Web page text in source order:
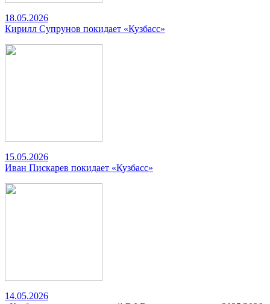
18.05.2026
Кирилл Супрунов покидает «Кузбасс»
15.05.2026
Иван Пискарев покидает «Кузбасс»
14.05.2026